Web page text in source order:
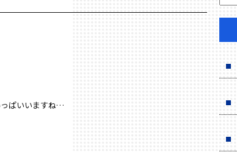
っぱいいますね…